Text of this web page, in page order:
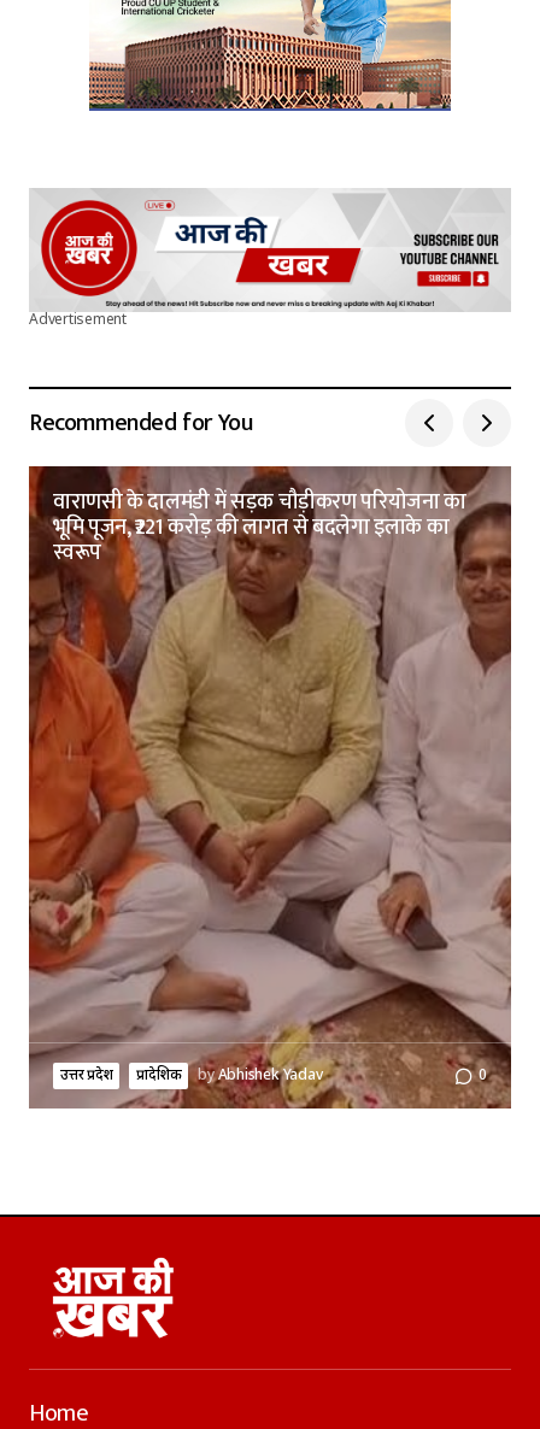
Advertisement
Recommended for You
वाराणसी के दालमंडी में सड़क चौड़ीकरण परियोजना का
भूमि पूजन, ₹221 करोड़ की लागत से बदलेगा इलाके का
स्वरूप
उत्तर प्रदेश प्रादेशिक byAbhishek Yadav 0
Home